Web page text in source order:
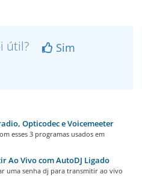
útil?
Sim
Opticodec e Voicemeeter
esses 3 programas usados em
Ao Vivo com AutoDJ Ligado
uma senha dj para transmitir ao vivo